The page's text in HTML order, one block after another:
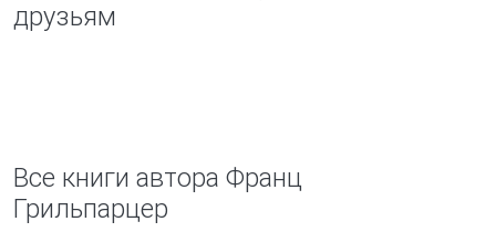
друзьям
Все книги автора Франц
Грильпарцер